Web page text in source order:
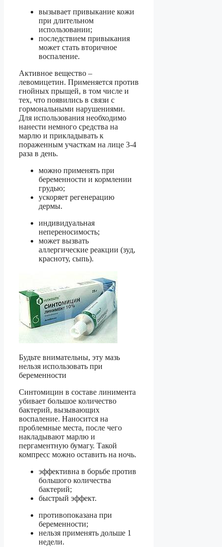
вызывает привыкание кожи
при длительном
использовании;
последствием привыкания
может стать вторичное
воспаление.
Активное вещество –
левомицетин. Применяется против
гнойных прыщей, в том числе и
тех, что появились в связи с
гормональными нарушениями.
Для использования необходимо
нанести немного средства на
марлю и прикладывать к
пораженным участкам на лице 3-4
раза в день.
можно применять при
беременности и кормлении
грудью;
ускоряет регенерацию
дермы.
индивидуальная
непереносимость;
может вызвать
аллергические реакции (зуд,
красноту, сыпь).
Будьте внимательны, эту мазь
нельзя использовать при
беременности
Синтомицин в составе линимента
убивает большое количество
бактерий, вызывающих
воспаление. Наносится на
проблемные места, после чего
накладывают марлю и
пергаментную бумагу. Такой
компресс можно оставить на ночь.
эффективна в борьбе против
большого количества
бактерий;
быстрый эффект.
противопоказана при
беременности;
нельзя применять дольше 1
недели.